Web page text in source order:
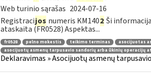
Web turinio sąrašas 2024-07-16
Registracijos numeris KM1402 Ši
ataskaita (FR0528) Aspektas...
fr0528 pelno mokestis teikimo terminas asocijuotas
asocijuotų asmenų tarpusavio sandorių arba ūkinių operacijų
Deklaravimas » Asocijuotų asmenų